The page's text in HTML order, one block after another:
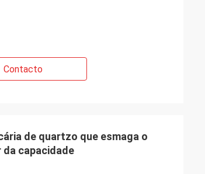
Contacto
de quartzo que esmaga o
capacidade